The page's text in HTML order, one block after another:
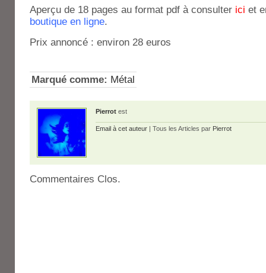
Aperçu de 18 pages au format pdf à consulter ici et
boutique en ligne.
Prix annoncé : environ 28 euros
Marqué comme: Métal
Pierrot est
Email à cet auteur | Tous les Articles par Pierrot
Commentaires Clos.